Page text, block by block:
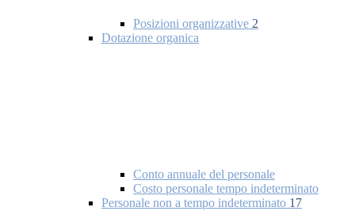
Posizioni organizzative 2
Dotazione organica
Conto annuale del personale
Costo personale tempo indeterminato
Personale non a tempo indeterminato 17